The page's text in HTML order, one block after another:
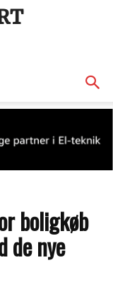
boligkøb
de nye